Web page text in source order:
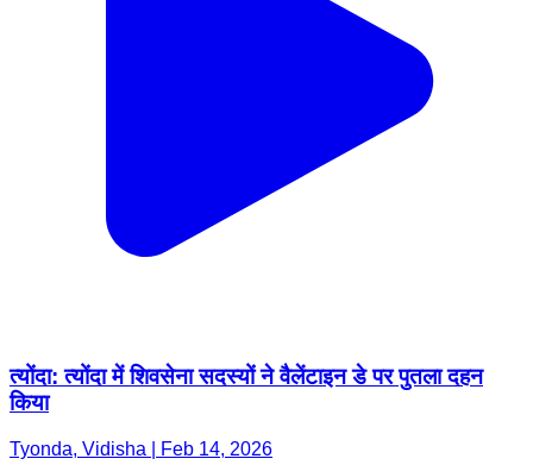
त्योंदा: त्योंदा में शिवसेना सदस्यों ने वैलेंटाइन डे पर पुतला दहन
किया
Tyonda, Vidisha | Feb 14, 2026